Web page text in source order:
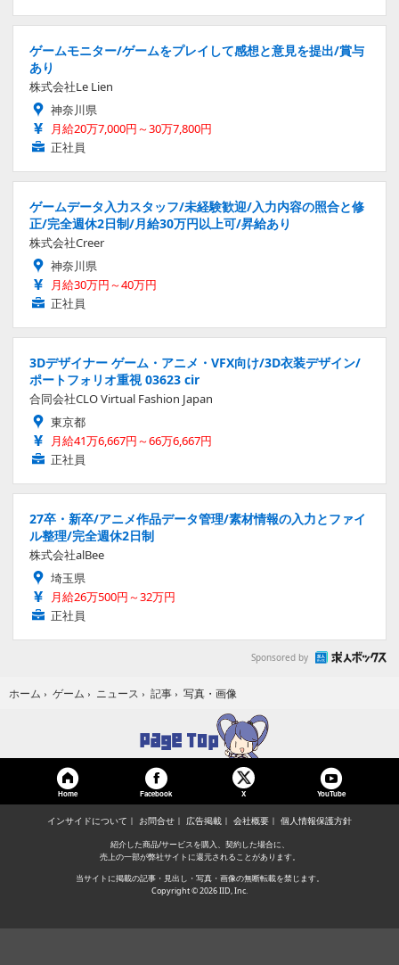
ゲームモニター/ゲームをプレイして感想と意見を提出/賞与
あり
株式会社Le Lien
神奈川県
月給20万7,000円～30万7,800円
正社員
ゲームデータ入力スタッフ/未経験歓迎/入力内容の照合と修
正/完全週休2日制/月給30万円以上可/昇給あり
株式会社Creer
神奈川県
月給30万円～40万円
正社員
3Dデザイナー ゲーム・アニメ・VFX向け/3D衣装デザイン/
ポートフォリオ重視 03623 cir
合同会社CLO Virtual Fashion Japan
東京都
月給41万6,667円～66万6,667円
正社員
27卒・新卒/アニメ作品データ管理/素材情報の入力とファイ
ル整理/完全週休2日制
株式会社alBee
埼玉県
月給26万500円～32万円
正社員
Sponsored by
ホーム › ゲーム › ニュース › 記事 › 写真・画像
Home Facebook X YouTube
インサイドについて お問合せ 広告掲載 会社概要 個人情報保護方針
紹介した商品/サービスを購入、契約した場合に、
売上の一部が弊社サイトに還元されることがあります。
当サイトに掲載の記事・見出し・写真・画像の無断転載を禁じます。
Copyright © 2026 IID, Inc.